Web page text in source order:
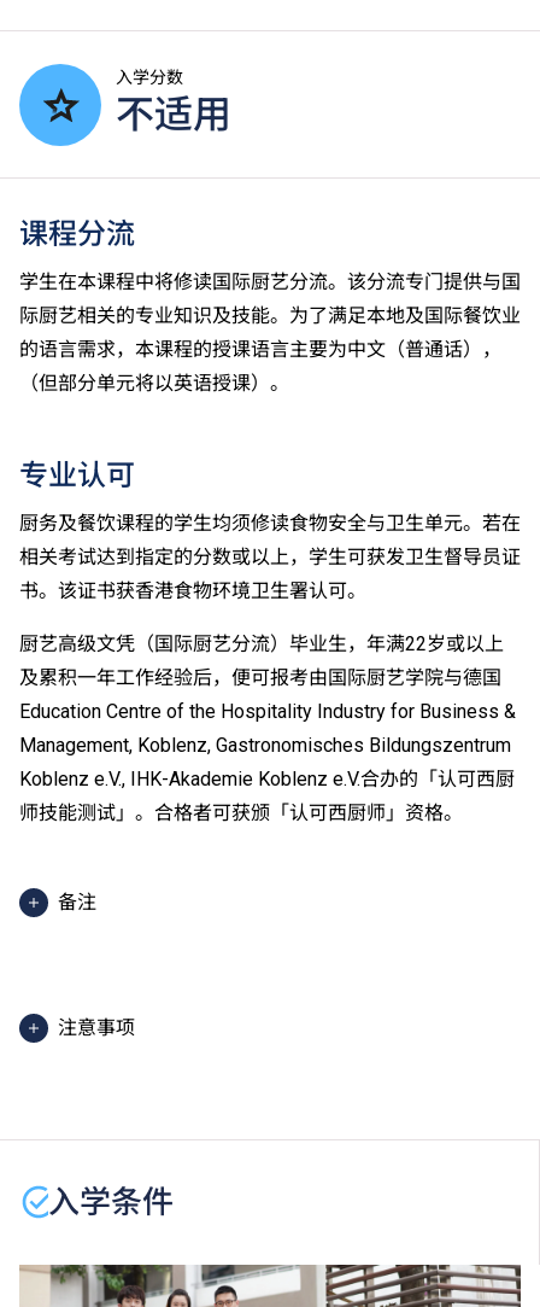
入学分数
不适用
课程分流
学生在本课程中将修读国际厨艺分流。该分流专门提供与国
际厨艺相关的专业知识及技能。为了满足本地及国际餐饮业
的语言需求，本课程的授课语言主要为中文（普通话），
（但部分单元将以英语授课）。
专业认可
厨务及餐饮课程的学生均须修读食物安全与卫生单元。若在
相关考试达到指定的分数或以上，学生可获发卫生督导员证
书。该证书获香港食物环境卫生署认可。
厨艺高级文凭（国际厨艺分流）毕业生，年满22岁或以上
及累积一年工作经验后，便可报考由国际厨艺学院与德国
Education Centre of the Hospitality Industry for Business &
Management, Koblenz, Gastronomisches Bildungszentrum
Koblenz e.V., IHK-Akademie Koblenz e.V.合办的「认可西厨
师技能测试」。合格者可获颁「认可西厨师」资格。
备注
心、薄扶林中式及西式训练餐厅、T酒店、训练饭堂
（学膳堂）及九龙湾西式训练餐厅。
注意事项
学生或须于其他VTC院校上课。VTC 可因应情况取消任
分校／上课地点。
检查，小便常规、大便常规、大便种菌检查、甲型肝炎
入学条件